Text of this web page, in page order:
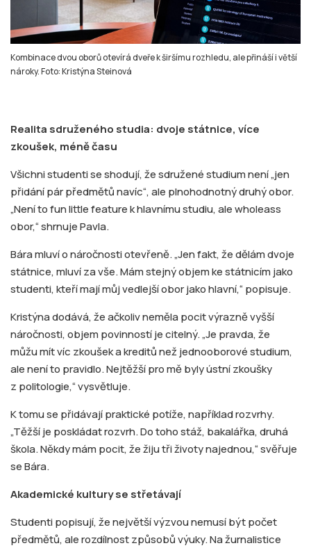
Kombinace dvou oborů otevírá dveře k širšímu rozhledu, ale přináší i větší
nároky. Foto: Kristýna Steinová
Realita sdruženého studia: dvoje státnice, více
zkoušek, méně času
Všichni studenti se shodují, že sdružené studium není „jen
přidání pár předmětů navíc“, ale plnohodnotný druhý obor.
„Není to fun little feature k hlavnímu studiu, ale wholeass
obor,“ shrnuje Pavla.
Bára mluví o náročnosti otevřeně. „Jen fakt, že dělám dvoje
státnice, mluví za vše. Mám stejný objem ke státnicím jako
studenti, kteří mají můj vedlejší obor jako hlavní,“ popisuje.
Kristýna dodává, že ačkoliv neměla pocit výrazně vyšší
náročnosti, objem povinností je citelný. „Je pravda, že
můžu mít víc zkoušek a kreditů než jednooborové studium,
ale není to pravidlo. Nejtěžší pro mě byly ústní zkoušky
z politologie,“ vysvětluje.
K tomu se přidávají praktické potíže, například rozvrhy.
„Těžší je poskládat rozvrh. Do toho stáž, bakalářka, druhá
škola. Někdy mám pocit, že žiju tři životy najednou,“ svěřuje
se Bára.
Akademické kultury se střetávají
Studenti popisují, že největší výzvou nemusí být počet
předmětů, ale rozdílnost způsobů výuky. Na žurnalistice